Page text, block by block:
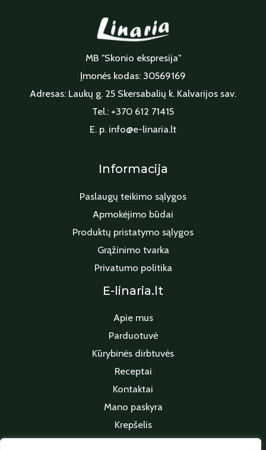
MB "Skonio ekspresija"
Įmonės kodas: 30569169
Adresas: Laukų g. 25 Skersabalių k. Kalvarijos sav.
Tel.: +370 612 71415
E. p. info@e-linaria.lt
Informacija
Paslaugų teikimo sąlygos
Apmokėjimo būdai
Produktų pristatymo sąlygos
Grąžinimo tvarka
Privatumo politika
E-linaria.lt
Apie mus
Parduotuvė
Kūrybinės dirbtuvės
Receptai
Kontaktai
Mano paskyra
Krepšelis